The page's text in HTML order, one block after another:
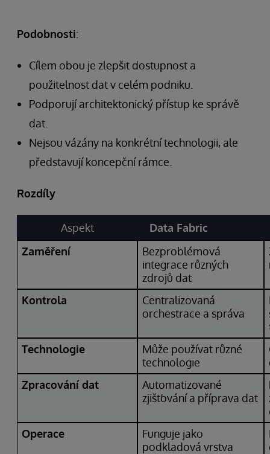
Podobnosti:
Cílem obou je zlepšit dostupnost a
použitelnost dat v celém podniku.
Podporují architektonický přístup ke správě
dat.
Nejsou vázány na konkrétní technologii, ale
představují koncepční rámce.
Rozdíly
Aspekt
Data Fabric
Zaměření
Bezproblémová
integrace různých
zdrojů dat
Kontrola
Centralizovaná
orchestrace a správa
Technologie
Může používat různé
technologie
Zpracování dat
Automatizované
zjišťování a příprava dat
Operace
Funguje jako
podkladová vrstva